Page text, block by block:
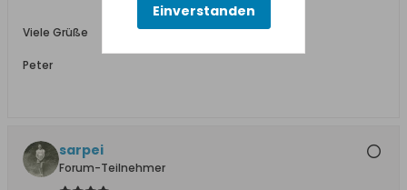
Viele Grüße
Peter
sarpei
Forum-Teilnehmer
Einverstanden